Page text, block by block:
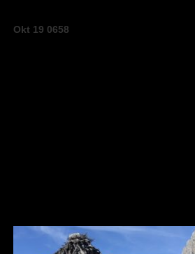
Okt 19 0658